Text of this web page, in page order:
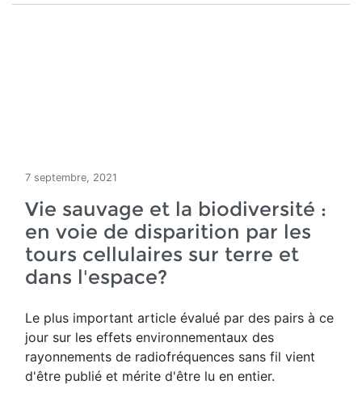
7 septembre, 2021
Vie sauvage et la biodiversité :
en voie de disparition par les
tours cellulaires sur terre et
dans l'espace?
Le plus important article évalué par des pairs à ce
jour sur les effets environnementaux des
rayonnements de radiofréquences sans fil vient
d'être publié et mérite d'être lu en entier.